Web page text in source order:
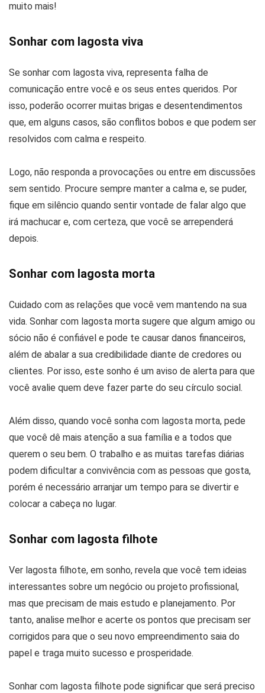
muito mais!
Sonhar com lagosta viva
Se sonhar com lagosta viva, representa falha de
comunicação entre você e os seus entes queridos. Por
isso, poderão ocorrer muitas brigas e desentendimentos
que, em alguns casos, são conflitos bobos e que podem ser
resolvidos com calma e respeito.
Logo, não responda a provocações ou entre em discussões
sem sentido. Procure sempre manter a calma e, se puder,
fique em silêncio quando sentir vontade de falar algo que
irá machucar e, com certeza, que você se arrependerá
depois.
Sonhar com lagosta morta
Cuidado com as relações que você vem mantendo na sua
vida. Sonhar com lagosta morta sugere que algum amigo ou
sócio não é confiável e pode te causar danos financeiros,
além de abalar a sua credibilidade diante de credores ou
clientes. Por isso, este sonho é um aviso de alerta para que
você avalie quem deve fazer parte do seu círculo social.
Além disso, quando você sonha com lagosta morta, pede
que você dê mais atenção a sua família e a todos que
querem o seu bem. O trabalho e as muitas tarefas diárias
podem dificultar a convivência com as pessoas que gosta,
porém é necessário arranjar um tempo para se divertir e
colocar a cabeça no lugar.
Sonhar com lagosta filhote
Ver lagosta filhote, em sonho, revela que você tem ideias
interessantes sobre um negócio ou projeto profissional,
mas que precisam de mais estudo e planejamento. Por
tanto, analise melhor e acerte os pontos que precisam ser
corrigidos para que o seu novo empreendimento saia do
papel e traga muito sucesso e prosperidade.
Sonhar com lagosta filhote pode significar que será preciso